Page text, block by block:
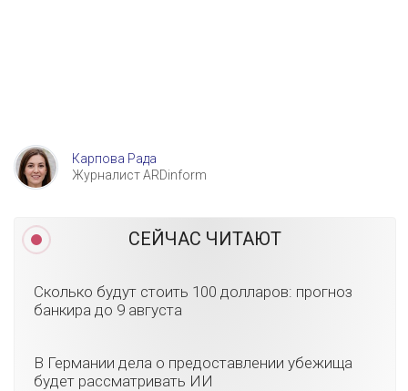
Карпова Рада
Журналист ARDinform
СЕЙЧАС ЧИТАЮТ
Сколько будут стоить 100 долларов: прогноз
банкира до 9 августа
В Германии дела о предоставлении убежища
будет рассматривать ИИ